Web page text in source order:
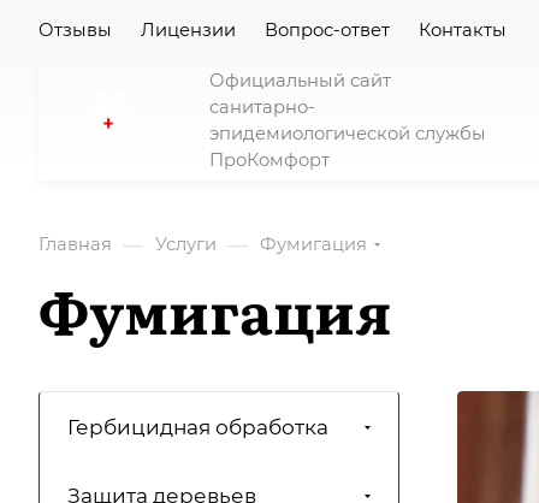
Отзывы Лицензии Вопрос-ответ Контакты
Официальный сайт
санитарно-
эпидемиологической службы
ПроКомфорт
Главная — Услуги — Фумигация
Фумигация
Гербицидная обработка
Защита деревьев